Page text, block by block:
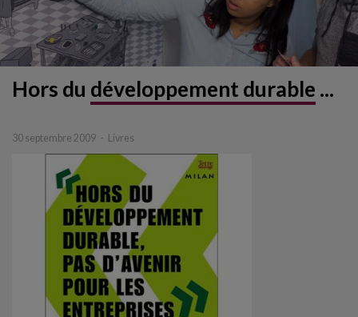
Hors du développement durable ...
30 septembre 2009 Livres